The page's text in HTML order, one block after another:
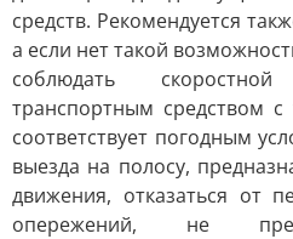
средств. Рекомендуется
а если нет такой
соблюдать
транспортным средством с
соответствует погодным
выезда на полосу,
движения, отказаться от
опережений, не